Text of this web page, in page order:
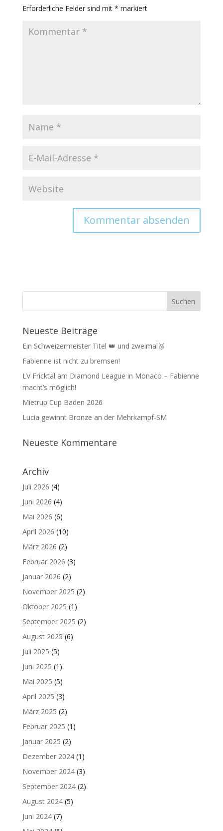
Erforderliche Felder sind mit * markiert
Neueste Beiträge
Ein Schweizermeister Titel 👑 und zweimal🥉
Fabienne ist nicht zu bremsen!
LV Fricktal am Diamond League in Monaco – Fabienne
macht‘s möglich!
Mietrup Cup Baden 2026
Lucia gewinnt Bronze an der Mehrkampf-SM
Neueste Kommentare
Archiv
Juli 2026 (4)
Juni 2026 (4)
Mai 2026 (6)
April 2026 (10)
März 2026 (2)
Februar 2026 (3)
Januar 2026 (2)
November 2025 (2)
Oktober 2025 (1)
September 2025 (2)
August 2025 (6)
Juli 2025 (5)
Juni 2025 (1)
Mai 2025 (5)
April 2025 (3)
März 2025 (2)
Februar 2025 (1)
Januar 2025 (2)
Dezember 2024(1)
November 2024(3)
September 2024(2)
August 2024(5)
Juni 2024(7)